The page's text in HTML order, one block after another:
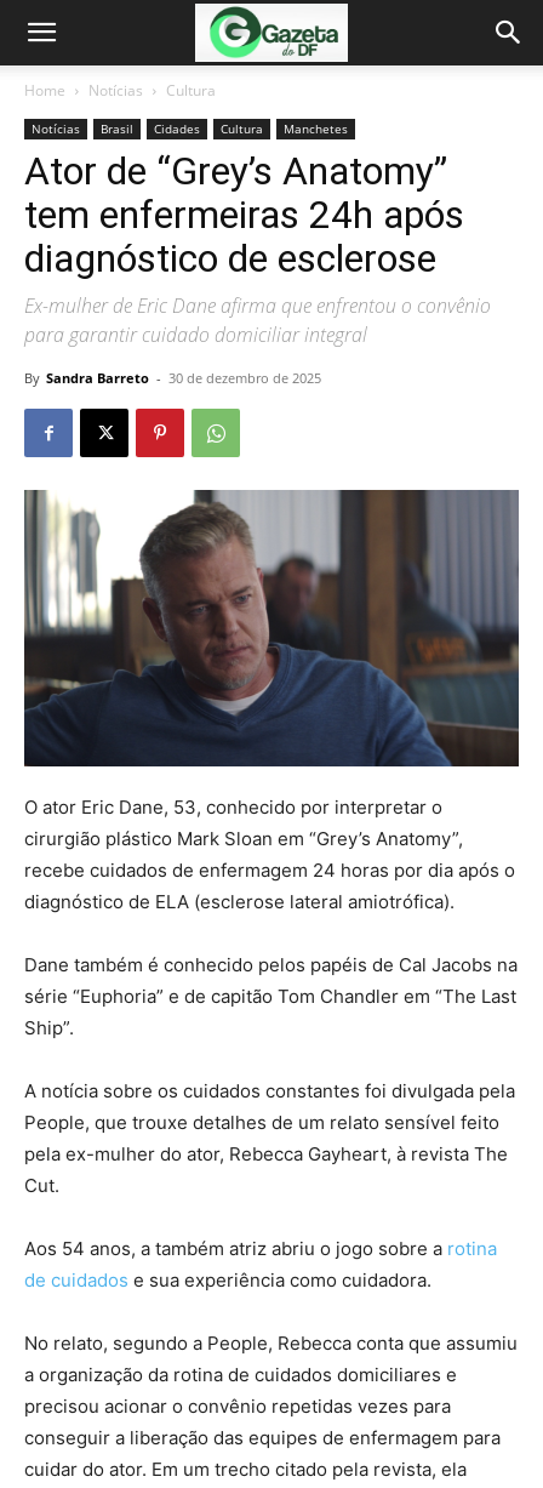
Home Notícias Cultura
Notícias Brasil Cidades Cultura Manchetes
Ator de “Grey’s Anatomy”
tem enfermeiras 24h após
diagnóstico de esclerose
Ex-mulher de Eric Dane afirma que enfrentou o convênio
para garantir cuidado domiciliar integral
By Sandra Barreto - 30 de dezembro de 2025
O ator Eric Dane, 53, conhecido por interpretar o
cirurgião plástico Mark Sloan em “Grey’s Anatomy”,
recebe cuidados de enfermagem 24 horas por dia após o
diagnóstico de ELA (esclerose lateral amiotrófica).
Dane também é conhecido pelos papéis de Cal Jacobs na
série “Euphoria” e de capitão Tom Chandler em “The Last
Ship”.
A notícia sobre os cuidados constantes foi divulgada pela
People, que trouxe detalhes de um relato sensível feito
pela ex-mulher do ator, Rebecca Gayheart, à revista The
Cut.
Aos 54 anos, a também atriz abriu o jogo sobre a rotina
de cuidados e sua experiência como cuidadora.
No relato, segundo a People, Rebecca conta que assumiu
a organização da rotina de cuidados domiciliares e
precisou acionar o convênio repetidas vezes para
conseguir a liberação das equipes de enfermagem para
cuidar do ator. Em um trecho citado pela revista, ela